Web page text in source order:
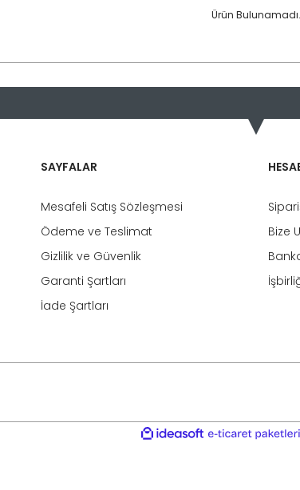
Ürün Bulunamadı.
SAYFALAR
Mesafeli Satış Sözleşmesi
Ödeme ve Teslimat
Gizlilik ve Güvenlik
Garanti Şartları
İade Şartları
Bize
ideasoft